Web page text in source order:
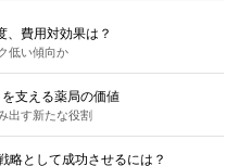
、費用対効果は？
低い傾向か
支える薬局の価値
出す新たな役割
として成功させるには？